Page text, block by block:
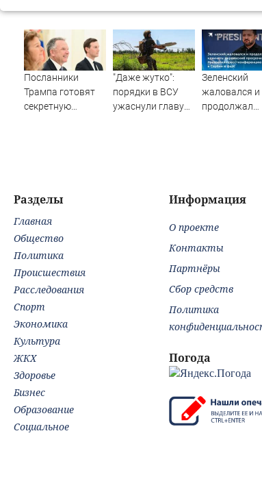
Посланники
Трампа готовят
секретную
"Даже жутко":
порядки в ВСУ
ужаснули главу
Зеленский
жаловался и
продолжал
Разделы
Главная
Общество
Политика
Происшествия
Расследования
Спорт
Экономика
Культура
ЖКХ
Здоровье
Бизнес
Образование
Социальное
Информация
О проекте
Контакты
Партнёры
Сбор средств
Политика
Погода